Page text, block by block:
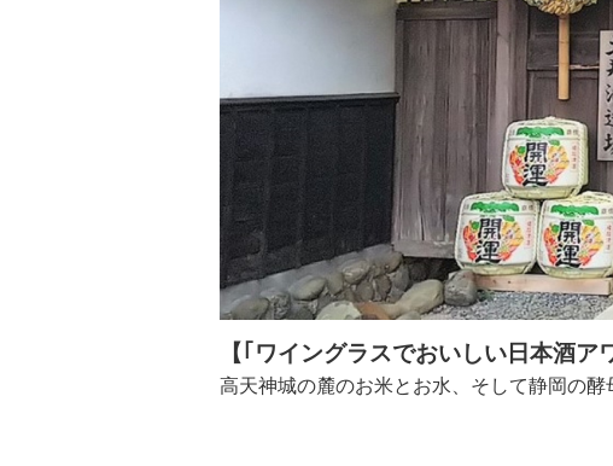
【｢ワイングラスでおいしい日本酒
高天神城の麓のお米とお水、そして静岡の